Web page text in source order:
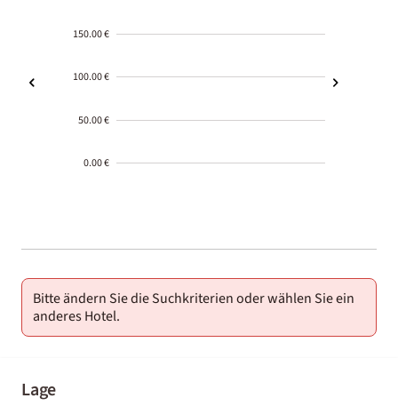
150.00 €
100.00 €
50.00 €
0.00 €
01-02
Bitte ändern Sie die Suchkriterien oder wählen Sie ein
anderes Hotel.
Lage